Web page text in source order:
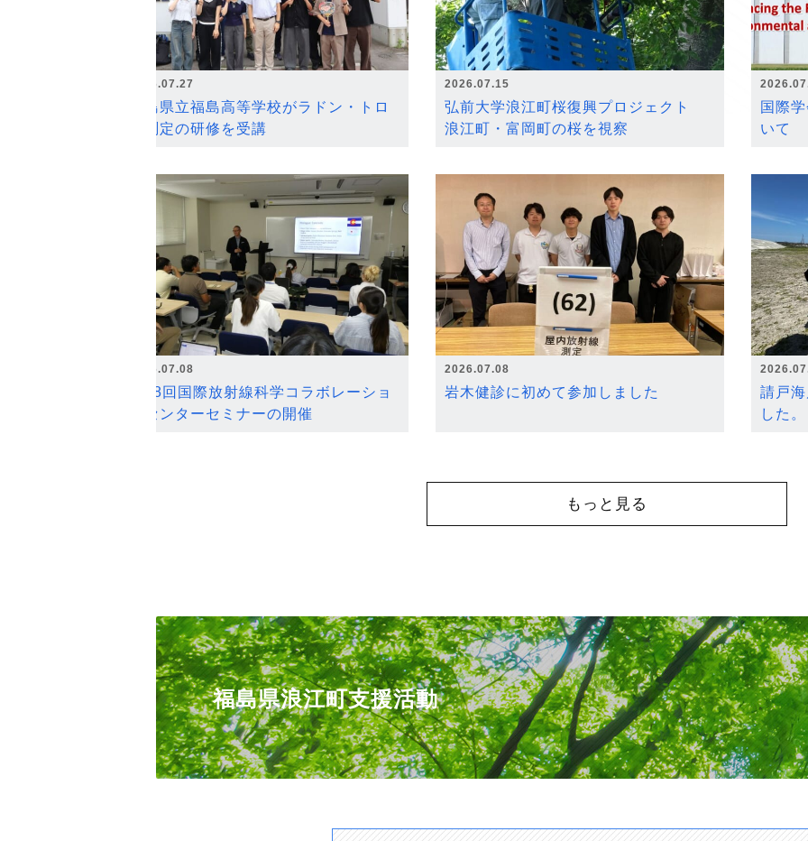
2026.07.27
福島県立福島高等学校がラドン・トロ
ン測定の研修を受講
2026.07.15
弘前大学浪江町桜復興プロジェクト
浪江町・富岡町の桜を視察
国際
いて
2026.07.08
第18回国際放射線科学コラボレーショ
ンセンターセミナーの開催
2026.07.08
岩木健診に初めて参加しました
請戸
した。
もっと見る
福島県浪江町支援活動